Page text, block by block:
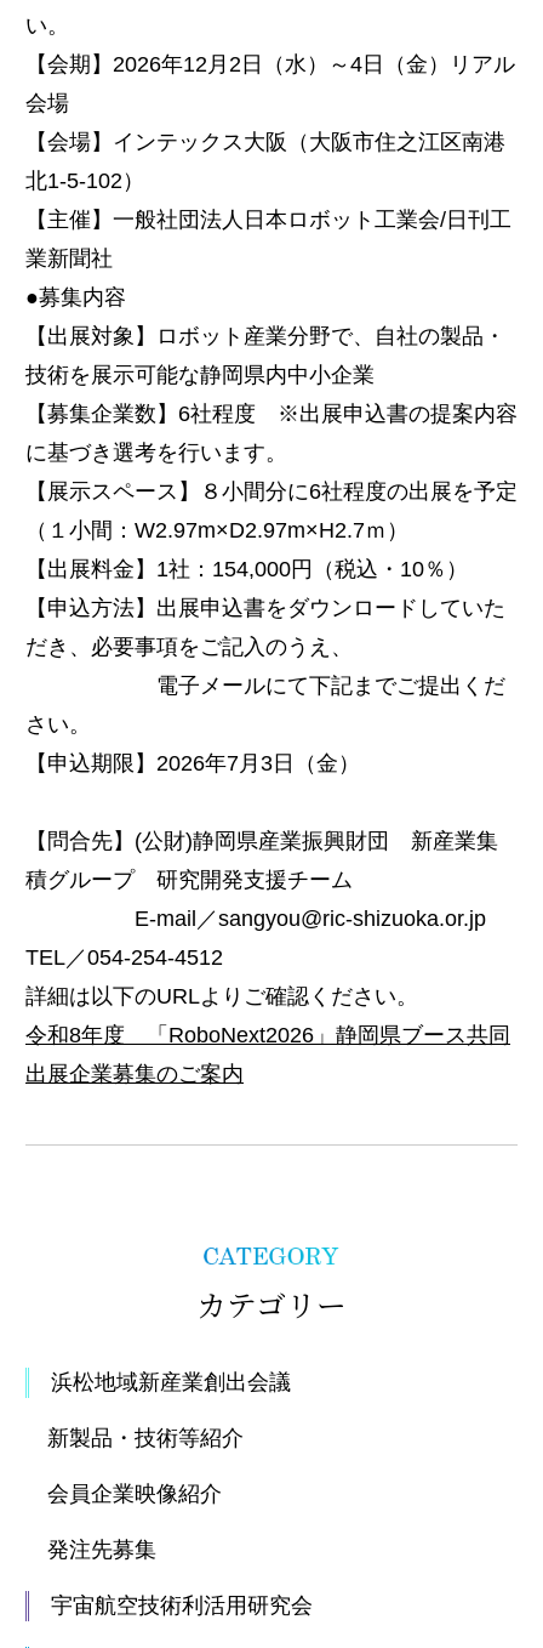
カテゴリー
浜松地域新産業創出会議
新製品・技術等紹介
会員企業映像紹介
発注先募集
宇宙航空技術利活用研究会
い。
【会期】2026年12月2日（水）～4日（金）リアル
会場
【会場】インテックス大阪（大阪市住之江区南港
北1-5-102）
【主催】一般社団法人日本ロボット工業会/日刊工
業新聞社
●募集内容
【出展対象】ロボット産業分野で、自社の製品・
技術を展示可能な静岡県内中小企業
【募集企業数】6社程度 ※出展申込書の提案内容
に基づき選考を行います。
【展示スペース】８小間分に6社程度の出展を予定
（１小間：W2.97m×D2.97m×H2.7ｍ）
【出展料金】1社：154,000円（税込・10％）
【申込方法】出展申込書をダウンロードしていた
だき、必要事項をご記入のうえ、
電子メールにて下記までご提出くだ
さい。
【申込期限】2026年7月3日（金）
【問合先】(公財)静岡県産業振興財団 新産業集
積グループ 研究開発支援チーム
E-mail／sangyou@ric-shizuoka.or.jp
TEL／054-254-4512
詳細は以下のURLよりご確認ください。
令和8年度 「RoboNext2026」静岡県ブース共同
出展企業募集のご案内